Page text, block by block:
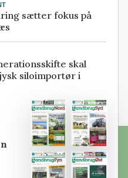
sætter fokus på
skal
siloimportør i